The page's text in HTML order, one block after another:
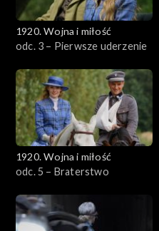
1920. Wojna i miłość
odc. 3 – Pierwsze uderzenie
1920. Wojna i miłość
odc. 5 – Braterstwo